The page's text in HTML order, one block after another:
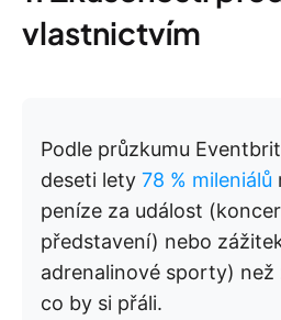
vlastnictvím
Podle průzkumu
deseti lety 78 % mileniálů
peníze za událost
představení) nebo
adrenalinové sporty) než
co by si přáli.